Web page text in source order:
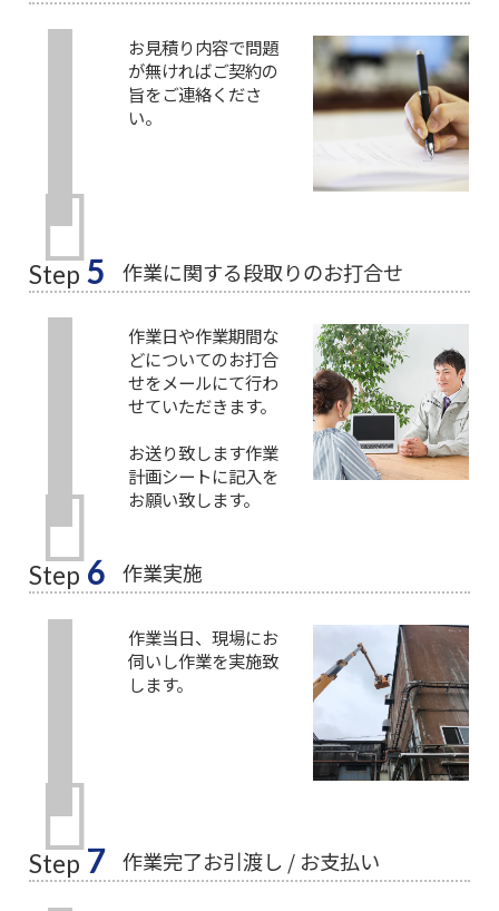
お見積り内容で問題
が無ければご契約の
旨をご連絡くださ
い。
Step 5 作業に関する段取りのお打合せ
作業日や作業期間な
どについてのお打合
せをメールにて行わ
せていただきます。
お送り致します作業
計画シートに記入を
お願い致します。
Step 6 作業実施
作業当日、現場にお
伺いし作業を実施致
します。
Step 7 作業完了お引渡し / お支払い